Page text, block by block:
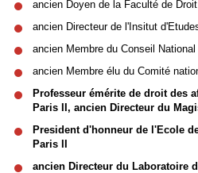
ancien Doyen de la Faculté de
ancien Directeur de l'Insitut
ancien Membre du Conseil
ancien Membre élu du Comité
Professeur émérite de droit des
Paris II, ancien Directeur du
President d'honneur de l'Ecole
Paris II
ancien Directeur du Laboratoire